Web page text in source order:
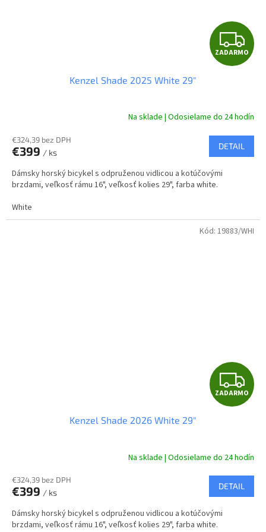
Z
A
A
R
M
ZADARMO
Kenzel Shade 2025 White 29"
Na sklade | Odosielame do 24 hodín
€324,39 bez DPH
€399 / ks
DETAIL
Dámsky horský bicykel s odpruženou vidlicou a kotúčovými
brzdami, veľkosť rámu 16", veľkosť kolies 29", farba white.
White
Z
A
A
R
M
ZADARMO
Kenzel Shade 2026 White 29"
Na sklade | Odosielame do 24 hodín
€324,39 bez DPH
€399 / ks
DETAIL
Dámsky horský bicykel s odpruženou vidlicou a kotúčovými
brzdami, veľkosť rámu 16", veľkosť kolies 29", farba white.
Kód: 19883/WHI